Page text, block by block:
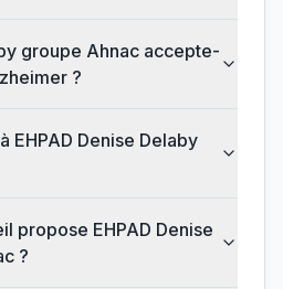
groupe Ahnac accepte-
?
EHPAD Denise Delaby
propose EHPAD Denise
?